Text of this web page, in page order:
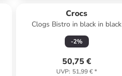
Crocs
Clogs Bistro in black in black
-2%
50,75 €
UVP: 51,99 €*